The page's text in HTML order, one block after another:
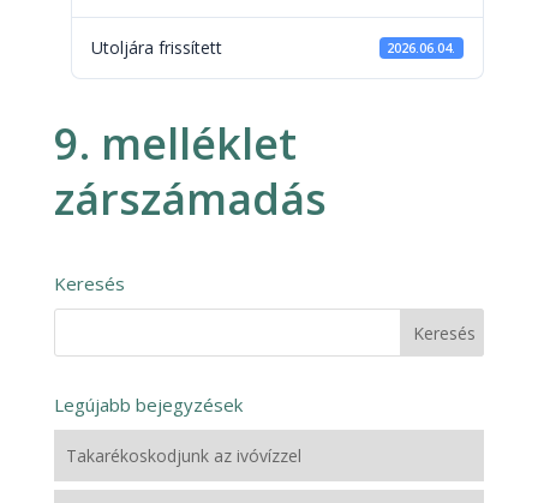
Utoljára frissített 2026.06.04.
9. melléklet
zárszámadás
Keresés
Legújabb bejegyzések
Takarékoskodjunk az ivóvízzel